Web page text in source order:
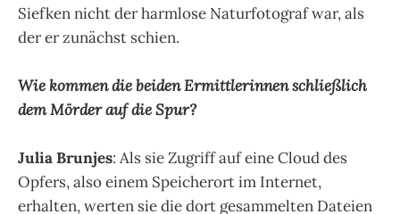
Siefken nicht der harmlose Naturfotograf war, als
der er zunächst schien.
Wie kommen die beiden Ermittlerinnen schließlich
dem Mörder auf die Spur?
Julia Brunjes: Als sie Zugriff auf eine Cloud des
Opfers, also einem Speicherort im Internet,
erhalten, werten sie die dort gesammelten Dateien